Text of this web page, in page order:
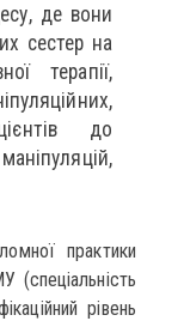
де вони
сестер на
терапії,
до
практики
рівень